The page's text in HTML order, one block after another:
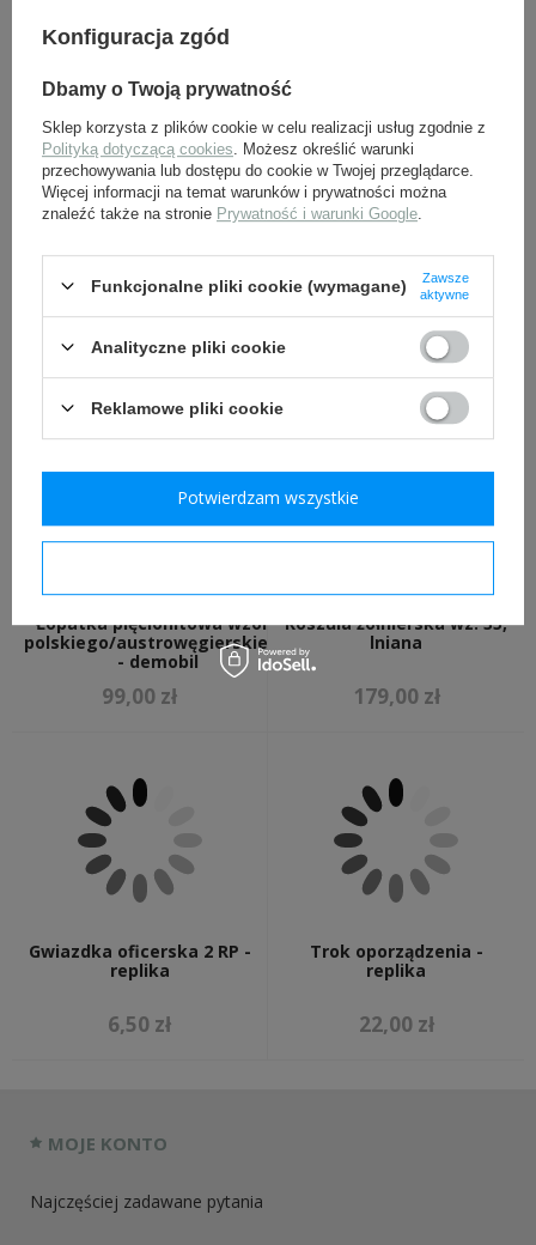
32,90 zł
Patki piechoty wz. 1936
dla szeregowych - replika
Ładownica wz. 22 do
Mausera - replika
135,00 zł
Łopatka pięcionitowa wzoru
polskiego/austrowęgierskiego
- demobil
99,00 zł
Koszula żołnierska wz. 35,
lniana
179,00 zł
Gwiazdka oficerska 2 RP -
replika
6,50 zł
Trok oporządzenia -
replika
22,00 zł
MOJE KONTO
Najczęściej zadawane pytania
Konfiguracja zgód
Dbamy o Twoją prywatność
Sklep korzysta z plików cookie w celu realizacji usług zgodnie z
Polityką dotyczącą cookies . Możesz określić warunki
przechowywania lub dostępu do cookie w Twojej przeglądarce.
Więcej informacji na temat warunków i prywatności można
znaleźć także na stronie Prywatność i warunki Google
Funkcjonalne pliki cookie (wymagane)
Zawsze
aktywne
Analityczne pliki cookie
Reklamowe pliki cookie
Potwierdzam wszystkie